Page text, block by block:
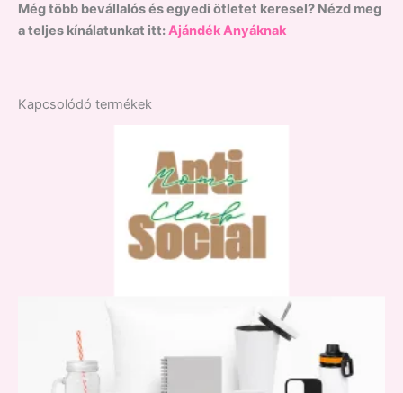
Még több bevállalós és egyedi ötletet keresel? Nézd meg
a teljes kínálatunkat itt:Ajándék Anyáknak
Kapcsolódó termékek